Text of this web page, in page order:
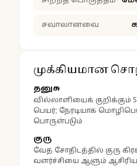
சவாலானவை
முக்கியமான
தனுசு
வில்லாளியைக் குறிக்கும்
பெயர்; நேரடியாக
பொருள்படும்
குரு
வேத சோதிடத்தில் குரு
வளர்ச்சியை ஆளும்